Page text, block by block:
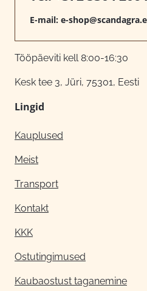
E-mail: e-
Tööpäeviti kell 8:00-16:30
Kesk tee 3, Jüri, 75301, Eesti
Lingid
Kauplused
Meist
Transport
Kontakt
KKK
Ostutingimused
Kaubaostust taganemine